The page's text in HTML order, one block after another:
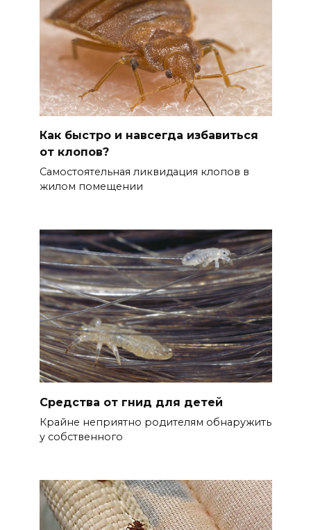
Как быстро и навсегда избавиться
от клопов?
Самостоятельная ликвидация клопов в
жилом помещении
Средства от гнид для детей
Крайне неприятно родителям обнаружить
у собственного